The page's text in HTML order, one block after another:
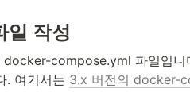
작성
compose.yml 파일입
. 여기서는 3.x 버전의 docker-